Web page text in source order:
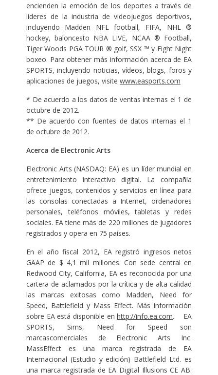
encienden la emoción de los deportes a través de
líderes de la industria de videojuegos deportivos,
incluyendo Madden NFL football, FIFA, NHL ®
hockey, baloncesto NBA LIVE, NCAA ® Football,
Tiger Woods PGA TOUR ® golf, SSX ™ y Fight Night
boxeo. Para obtener más información acerca de EA
SPORTS, incluyendo noticias, vídeos, blogs, foros y
aplicaciones de juegos, visite www.easports.com
* De acuerdo a los datos de ventas internas el 1 de
octubre de 2012.
** De acuerdo con fuentes de datos internas el 1
de octubre de 2012.
Acerca de Electronic Arts
Electronic Arts (NASDAQ: EA) es un líder mundial en
entretenimiento interactivo digital. La compañía
ofrece juegos, contenidos y servicios en línea para
las consolas conectadas a Internet, ordenadores
personales, teléfonos móviles, tabletas y redes
sociales. EA tiene más de 220 millones de jugadores
registrados y opera en 75 países.
En el año fiscal 2012, EA registró ingresos netos
GAAP de $ 4,1 mil millones. Con sede central en
Redwood City, California, EA es reconocida por una
cartera de aclamados por la crítica y de alta calidad
las marcas exitosas como Madden, Need for
Speed, Battlefield y Mass Effect. Más información
sobre EA está disponible enhttp://info.ea.com. EA
SPORTS, Sims, Need for Speed son
marcascomerciales de Electronic Arts Inc.
MassEffect es una marca registrada de EA
Internacional (Estudio y edición) Battlefield Ltd. es
una marca registrada de EA Digital Illusions CE AB.